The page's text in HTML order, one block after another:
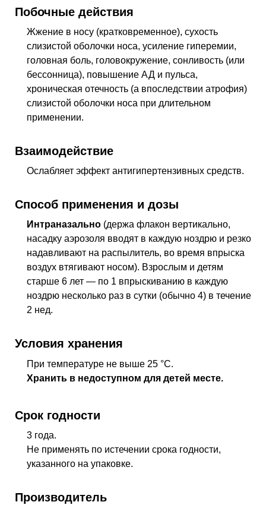
Побочные действия
Жжение в носу (кратковременное), сухость
слизистой оболочки носа, усиление гиперемии,
головная боль, головокружение, сонливость (или
бессонница), повышение АД и пульса,
хроническая отечность (а впоследствии атрофия)
слизистой оболочки носа при длительном
применении.
Взаимодействие
Ослабляет эффект антигипертензивных средств.
Способ применения и дозы
Интраназально (держа флакон вертикально,
насадку аэрозоля вводят в каждую ноздрю и резко
надавливают на распылитель, во время впрыска
воздух втягивают носом). Взрослым и детям
старше 6 лет — по 1 впрыскиванию в каждую
ноздрю несколько раз в сутки (обычно 4) в течение
2 нед.
Условия хранения
При температуре не выше 25 °C.
Хранить в недоступном для детей месте.
Срок годности
3 года.
Не применять по истечении срока годности,
указанного на упаковке.
Производитель